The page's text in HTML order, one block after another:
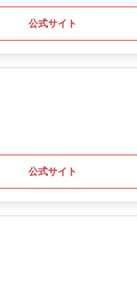
公式サイト
公式サイト